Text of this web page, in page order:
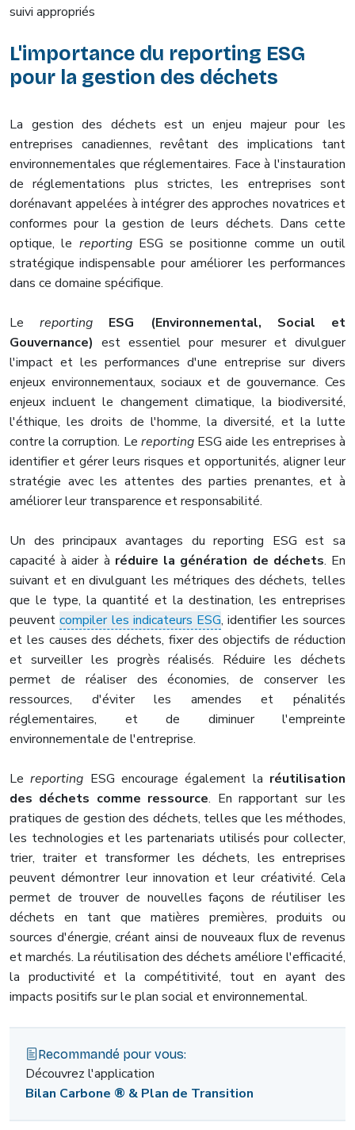
suivi appropriés
L'importance du reporting ESG
pour la gestion des déchets
La gestion des déchets est un enjeu majeur pour les
entreprises canadiennes, revêtant des implications tant
environnementales que réglementaires. Face à l'instauration
de réglementations plus strictes, les entreprises sont
dorénavant appelées à intégrer des approches novatrices et
conformes pour la gestion de leurs déchets. Dans cette
optique, le reportingESG se positionne comme un outil
stratégique indispensable pour améliorer les performances
dans ce domaine spécifique.
Lereporting
ESG (Environnemental, Social et
Gouvernance) est essentiel pour mesurer et divulguer
l'impact et les performances d'une entreprise sur divers
enjeux environnementaux, sociaux et de gouvernance. Ces
enjeux incluent le changement climatique, la biodiversité,
l'éthique, les droits de l'homme, la diversité, et la lutte
contre la corruption. Le reportingESG aide les entreprises à
identifier et gérer leurs risques et opportunités, aligner leur
stratégie avec les attentes des parties prenantes, et à
améliorer leur transparence et responsabilité.
Un des principaux avantages du reporting ESG est sa
capacité à aider à réduire la génération de déchets. En
suivant et en divulguant les métriques des déchets, telles
que le type, la quantité et la destination, les entreprises
peuventcompiler les indicateurs ESG, identifier les sources
et les causes des déchets, fixer des objectifs de réduction
et surveiller les progrès réalisés. Réduire les déchets
permet de réaliser des économies, de conserver les
ressources, d'éviter les amendes et pénalités
réglementaires, et de diminuer l'empreinte
environnementale de l'entreprise.
Lereporting ESG encourage également la réutilisation
des déchets comme ressource. En rapportant sur les
pratiques de gestion des déchets, telles que les méthodes,
les technologies et les partenariats utilisés pour collecter,
trier, traiter et transformer les déchets, les entreprises
peuvent démontrer leur innovation et leur créativité. Cela
permet de trouver de nouvelles façons de réutiliser les
déchets en tant que matières premières, produits ou
sources d'énergie, créant ainsi de nouveaux flux de revenus
et marchés. La réutilisation des déchets améliore l'efficacité,
la productivité et la compétitivité, tout en ayant des
impacts positifs sur le plan social et environnemental.
Recommandé pour vous:
Découvrez l'application
Bilan Carbone ® & Plan de Transition